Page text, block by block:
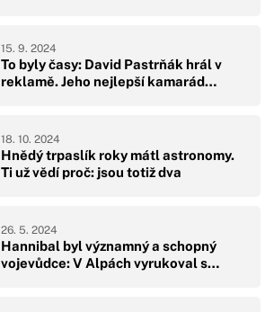
To byly časy: David Pastrňák hrál v
reklamě. Jeho nejlepší kamarád…
15. 9. 2024
Hnědý trpaslík roky mátl astronomy.
Ti už vědí proč: jsou totiž dva
18. 10. 2024
Hannibal byl významný a schopný
vojevůdce: V Alpách vyrukoval s…
26. 5. 2024